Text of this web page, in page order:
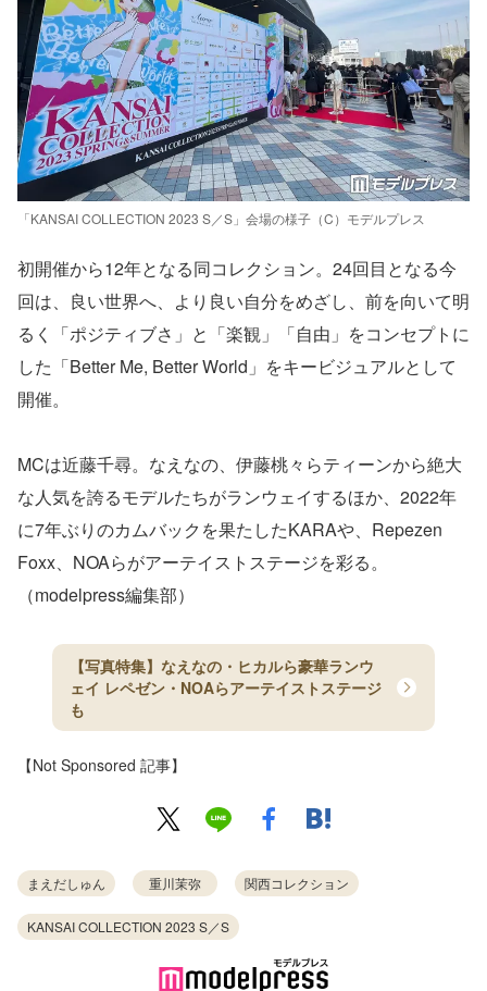
「KANSAI COLLECTION 2023 S／S」会場の様子（C）モデルプレス
初開催から12年となる同コレクション。24回目となる今
回は、良い世界へ、より良い自分をめざし、前を向いて明
るく「ポジティブさ」と「楽観」「自由」をコンセプトに
した「Better Me, Better World」をキービジュアルとして
開催。
MCは近藤千尋。なえなの、伊藤桃々らティーンから絶大
な人気を誇るモデルたちがランウェイするほか、2022年
に7年ぶりのカムバックを果たしたKARAや、Repezen
Foxx、NOAらがアーテイストステージを彩る。
（modelpress編集部）
【写真特集】なえなの・ヒカルら豪華ランウ
ェイ レペゼン・NOAらアーテイストステージ
も
【Not Sponsored 記事】
まえだしゅん 重川茉弥 関西コレクション
KANSAI COLLECTION 2023 S／S